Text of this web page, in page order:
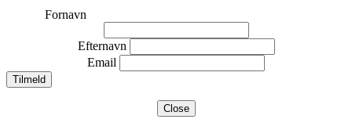
Fornavn
Efternavn
Email
Close